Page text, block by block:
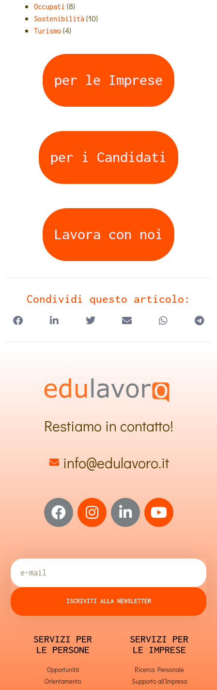
Occupati (8)
Sostenibilità (10)
Turismo (4)
per le Imprese
per i Candidati
Lavora con noi
Condividi questo articolo:
Restiamo in contatto!
info@edulavoro.it
ISCRIVITI ALLA NEWSLETTER
SERVIZI PER
LE PERSONE
Opportunità
Orientamento
SERVIZI PER
LE IMPRESE
Ricerca Personale
Supporto all'Impresa